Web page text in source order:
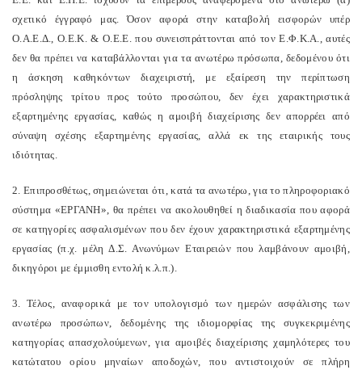
σχετικό έγγραφό μας. Όσον αφορά στην καταβολή εισφορών υπέρ
Ο.Α.Ε.Δ., Ο.Ε.Κ. & Ο.Ε.Ε. που συνεισπράττονται από τον Ε.Φ.Κ.Α., αυτές
δεν θα πρέπει να καταβάλλονται για τα ανωτέρω πρόσωπα, δεδομένου ότι
η άσκηση καθηκόντων διαχειριστή, με εξαίρεση την περίπτωση
πρόσληψης τρίτου προς τούτο προσώπου, δεν έχει χαρακτηριστικά
εξαρτημένης εργασίας, καθώς η αμοιβή διαχείρισης δεν απορρέει από
σύναψη σχέσης εξαρτημένης εργασίας, αλλά εκ της εταιρικής τους
ιδιότητας.
2. Επιπροσθέτως, σημειώνεται ότι, κατά τα ανωτέρω, για το πληροφοριακό
σύστημα «ΕΡΓΑΝΗ», θα πρέπει να ακολουθηθεί η διαδικασία που αφορά
σε κατηγορίες ασφαλισμένων που δεν έχουν χαρακτηριστικά εξαρτημένης
εργασίας (π.χ. μέλη Δ.Σ. Ανωνύμων Εταιρειών που λαμβάνουν αμοιβή,
δικηγόροι με έμμισθη εντολή κ.λ.π.).
3. Τέλος, αναφορικά με τον υπολογισμό των ημερών ασφάλισης των
ανωτέρω προσώπων, δεδομένης της ιδιομορφίας της συγκεκριμένης
κατηγορίας απασχολούμενων, για αμοιβές διαχείρισης χαμηλότερες του
κατώτατου ορίου μηναίων αποδοχών, που αντιστοιχούν σε πλήρη